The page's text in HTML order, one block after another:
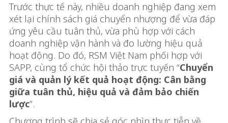
Trước thực tế này, nhiều doanh nghiệp đang xem
xét lại chính sách giá chuyển nhượng để vừa đáp
ứng yêu cầu tuân thủ, vừa phù hợp với cách
doanh nghiệp vận hành và đo lường hiệu quả
hoạt động. Do đó, RSM Việt Nam phối hợp với
SAPP, cùng tổ chức hội thảo trực tuyến “Chuyển
giá và quản lý kết quả hoạt động: Cân bằng
giữa tuân thủ, hiệu quả và đảm bảo chiến
lược”.